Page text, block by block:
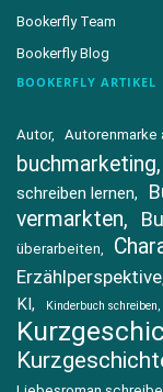
Bookerfly Team
Bookerfly Blog
BOOKERFLY ARTIKEL
Autor Autorenmarke
buchmarketing
schreiben lernen
vermarkten
überarbeiten
Erzählperspektive
KI Kinderbuch schreiben